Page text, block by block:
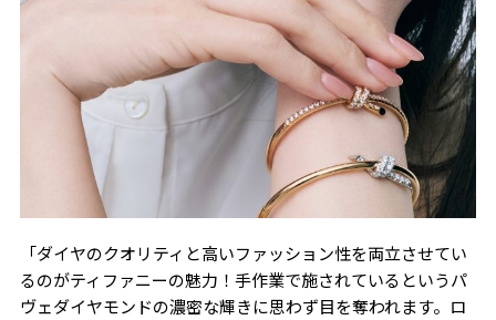
「ダイヤのクオリティと高いファッション性を両立させてい
るのがティファニーの魅力！手作業で施されているというパ
ヴェダイヤモンドの濃密な輝きに思わず目を奪われます。ロ